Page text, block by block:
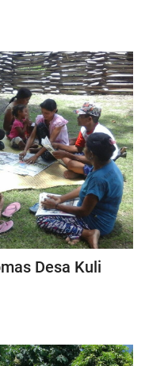
Desa Kuli